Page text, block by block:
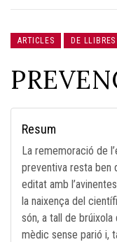
ARTICLES DE
Resum
La rememoració de
preventiva resta ben
editat amb
la naixença del
són, a tall de brúixola
mèdic sense parió i,